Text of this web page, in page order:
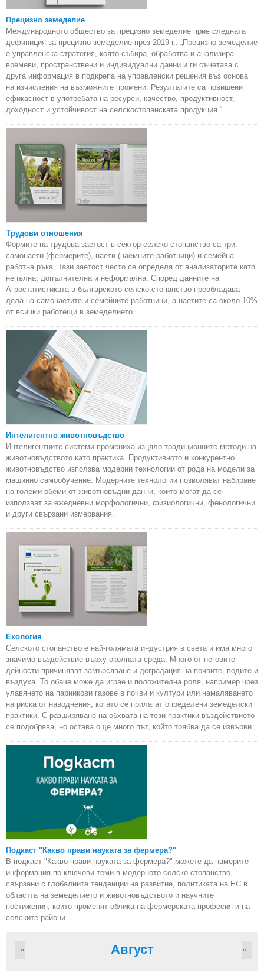
Прецизно земеделие
Международното общество за прецизно земеделие прие следната
дефиниция за прецизно земеделие през 2019 г.: „Прецизно земеделие
е управленска стратегия, която събира, обработва и анализира
времеви, пространствени и индивидуални данни и ги съчетава с
друга информация в подкрепа на управленски решения въз основа
на изчисления на възможните промени. Резултатите са повишени
ефикасност в употребата на ресурси, качество, продуктивност,
доходност и устойчивост на селскостопанската продукция.“
Трудови отношения
Формите на трудова заетост в сектор селско стопанство са три:
самонаети (фермерите), наети (наемните работници) и семейна
работна ръка. Тази заетост често се определя от анализаторите като
непълна, допълнителна и неформална. Според данните на
Агростатистиката в българското селско стопанство преобладава
дела на самонаетите и семейните работници, а наетите са около 10%
от всички работещи в земеделието.
Интелигентно животновъдство
Интелигентните системи промениха изцяло традиционните методи на
животновъдството като практика. Продуктивното и конкурентно
животновъдство използва модерни технологии от рода на модели за
машинно самообучение. Модерните технологии позволяват набиране
на големи обеми от животновъдни данни, които могат да се
използват за ежедневни морфологични, физиологични, фенологични
и други свързани измервания.
Екология
Селското стопанство е най-голямата индустрия в света и има много
значимо въздействие върху околната среда. Много от неговите
дейности причиняват замърсяване и деградация на почвите, водите и
въздуха. То обаче може да играе и положителна роля, например чрез
улавянето на парникови газове в почви и култури или намаляването
на риска от наводнения, когато се прилагат определени земеделски
практики. С разширяване на обхвата на тези практики въздействието
се подобрява, но остава още много път, който трябва да се извърви.
Подкаст "Какво прави науката за фермера?"
В подкаст "Какво прави науката за фермера?" можете да намерите
информация по ключови теми в модерното селско стопанство,
свързани с глобалните тенденции на развитие, политиката на ЕС в
областта на земеделието и животновъдството и научните
постижения, които променят облика на фермерската професия и на
селските райони.
Август
« »